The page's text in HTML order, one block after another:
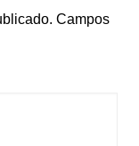
Campos